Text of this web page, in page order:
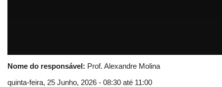
Nome do responsável: Prof. Alexandre Molina
quinta-feira, 25 Junho, 2026 - 08:30 até 11:00